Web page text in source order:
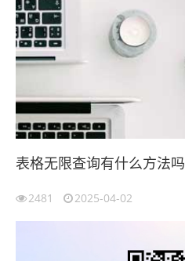
表格无限查询有什么方法吗
2481 2025-04-02